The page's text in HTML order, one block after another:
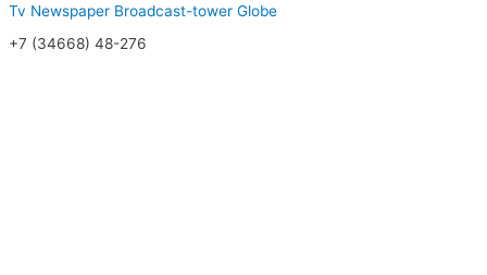
Tv Newspaper Broadcast-tower Globe
+7 (34668) 48-276